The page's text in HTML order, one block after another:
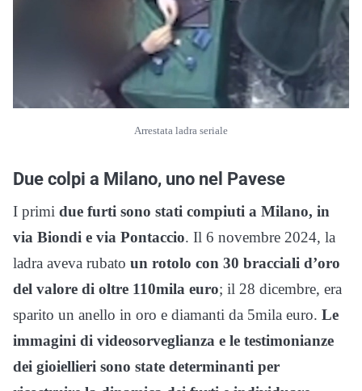
Arrestata ladra seriale
Due colpi a Milano, uno nel Pavese
I primi due furti sono stati compiuti a Milano, in
via Biondi e via Pontaccio. Il 6 novembre 2024, la
ladra aveva rubato un rotolo con 30 bracciali d’oro
del valore di oltre 110mila euro; il 28 dicembre, era
sparito un anello in oro e diamanti da 5mila euro. Le
immagini di videosorveglianza e le testimonianze
dei gioiellieri sono state determinanti per